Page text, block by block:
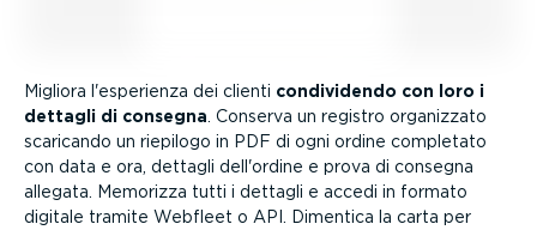
Migliora l'esperienza dei clienti condi­vi­dendo con loro i
dettagli di consegna. Conserva un registro organizzato
scaricando un riepilogo in PDF di ogni ordine completato
con data e ora, dettagli dell'ordine e prova di consegna
allegata. Memorizza tutti i dettagli e accedi in formato
digitale tramite Webfleet o API. Dimentica la carta per